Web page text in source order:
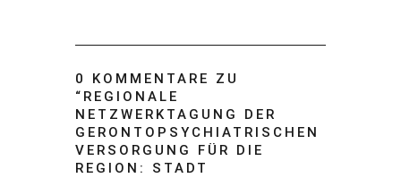
0 KOMMENTARE ZU
“ REGIONALE
NETZWERKTAGUNG DER
GERONTOPSYCHIATRISCHEN
VERSORGUNG FÜR DIE
REGION: STADT